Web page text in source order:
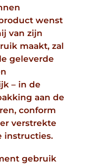
wenst
van zijn
maakt, zal
geleverde
– in de
aan de
conform
verstrekte
instructies.
gebruik